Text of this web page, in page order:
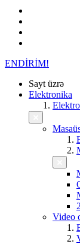
ENDİRİM!
Sayt üzrə
Elektronika
Video